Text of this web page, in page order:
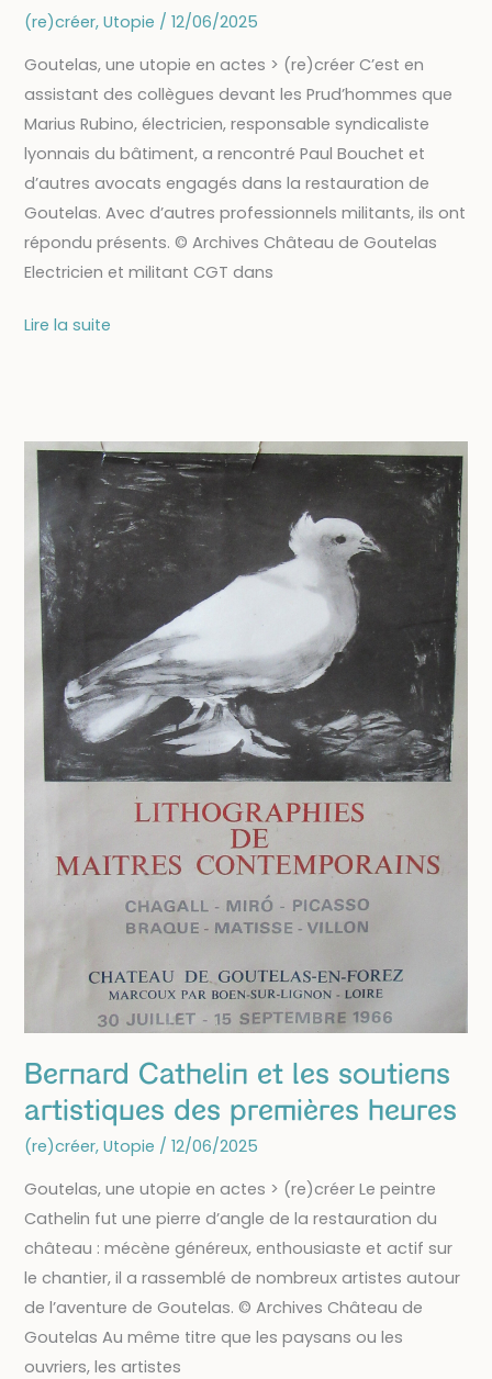
(re)créer, Utopie / 12/06/2025
Goutelas, une utopie en actes > (re)créer C’est en
assistant des collègues devant les Prud’hommes que
Marius Rubino, électricien, responsable syndicaliste
lyonnais du bâtiment, a rencontré Paul Bouchet et
d’autres avocats engagés dans la restauration de
Goutelas. Avec d’autres professionnels militants, ils ont
répondu présents. © Archives Château de Goutelas
Electricien et militant CGT dans
Tonton
Lire la suite
Bernard Cathelin et les soutiens
artistiques des premières heures
(re)créer, Utopie / 12/06/2025
Goutelas, une utopie en actes > (re)créer Le peintre
Cathelin fut une pierre d’angle de la restauration du
château : mécène généreux, enthousiaste et actif sur
le chantier, il a rassemblé de nombreux artistes autour
de l’aventure de Goutelas. © Archives Château de
Goutelas Au même titre que les paysans ou les
ouvriers, les artistes